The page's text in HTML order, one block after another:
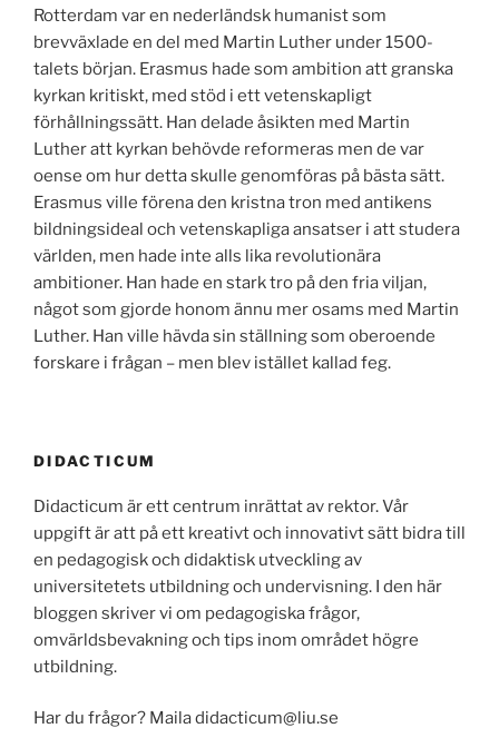
Rotterdam var en nederländsk humanist som
brevväxlade en del med Martin Luther under 1500-
talets början. Erasmus hade som ambition att granska
kyrkan kritiskt, med stöd i ett vetenskapligt
förhållningssätt. Han delade åsikten med Martin
Luther att kyrkan behövde reformeras men de var
oense om hur detta skulle genomföras på bästa sätt.
Erasmus ville förena den kristna tron med antikens
bildningsideal och vetenskapliga ansatser i att studera
världen, men hade inte alls lika revolutionära
ambitioner. Han hade en stark tro på den fria viljan,
något som gjorde honom ännu mer osams med Martin
Luther. Han ville hävda sin ställning som oberoende
forskare i frågan – men blev istället kallad feg.
DIDACTICUM
Didacticum är ett centrum inrättat av rektor. Vår
uppgift är att på ett kreativt och innovativt sätt bidra till
en pedagogisk och didaktisk utveckling av
universitetets utbildning och undervisning. I den här
bloggen skriver vi om pedagogiska frågor,
omvärldsbevakning och tips inom området högre
utbildning.
Har du frågor? Maila didacticum@liu.se